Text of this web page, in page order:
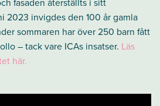
fasaden återställts i sitt
2023 invigdes den 100 år gamla
sommaren har över 250 barn fått
– tack vare ICAs insatser. Läs
här.